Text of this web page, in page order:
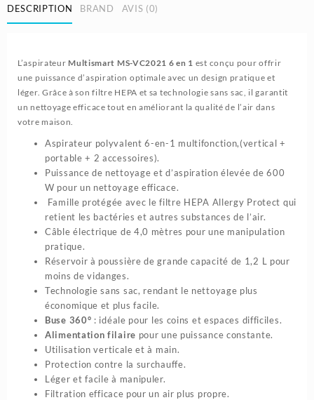
1
avec
|
Multismart
MS-
VC2021
DESCRIPTION BRAND AVIS (0)
L’aspirateur Multismart MS-VC2021 6 en 1 est conçu pour offrir
une puissance d’aspiration optimale avec un design pratique et
léger. Grâce à son filtre HEPA et sa technologie sans sac, il garantit
un nettoyage efficace tout en améliorant la qualité de l’air dans
votre maison.
Aspirateur polyvalent 6-en-1 multifonction,(vertical +
portable + 2 accessoires).
Puissance de nettoyage et d’aspiration élevée de 600
W pour un nettoyage efficace.
Famille protégée avec le filtre HEPA Allergy Protect qui
retient les bactéries et autres substances de l’air.
Câble électrique de 4,0 mètres pour une manipulation
pratique.
Réservoir à poussière de grande capacité de 1,2 L pour
moins de vidanges.
Technologie sans sac, rendant le nettoyage plus
économique et plus facile.
Buse 360° : idéale pour les coins et espaces difficiles.
Alimentation filaire pour une puissance constante.
Utilisation verticale et à main.
Protection contre la surchauffe.
Léger et facile à manipuler.
Filtration efficace pour un air plus propre.